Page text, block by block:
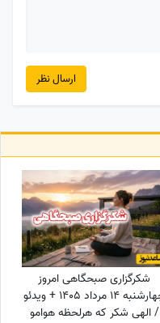
ارسال نظر
شکرگزاری صبحگاهی امروز
چهارشنبه 14 مرداد 1405 + ویدئو
/ الهی شکر که هرلحظه هوامو